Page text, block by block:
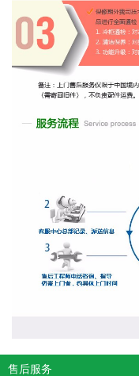
售后服务